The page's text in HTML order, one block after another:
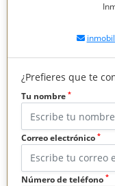
¿Prefieres que te
Tu nombre *
Correo electrónico *
Número de teléfono *